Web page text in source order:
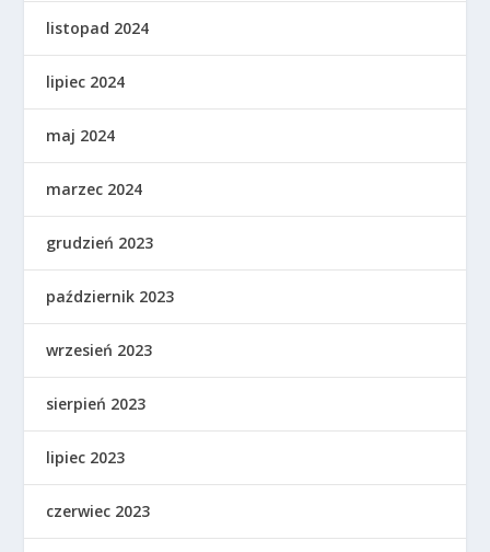
listopad 2024
lipiec 2024
maj 2024
marzec 2024
grudzień 2023
październik 2023
wrzesień 2023
sierpień 2023
lipiec 2023
czerwiec 2023